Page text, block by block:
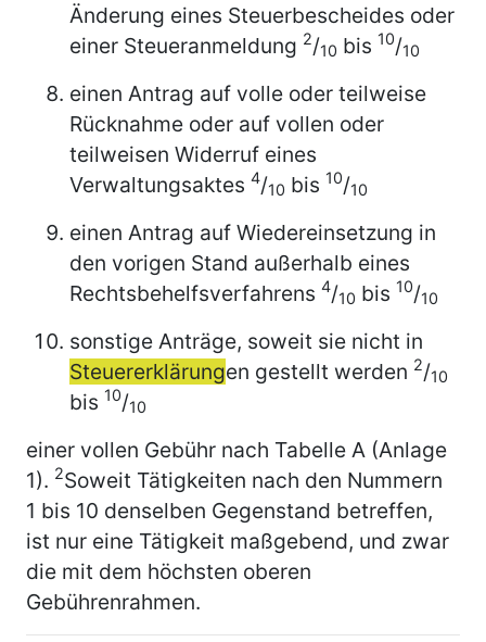
Änderung eines Steuerbescheides oder
einer Steueranmeldung 2/10 bis 10/10
einen Antrag auf volle oder teilweise
Rücknahme oder auf vollen oder
teilweisen Widerruf eines
Verwaltungsaktes 4/10 bis 10/10
einen Antrag auf Wiedereinsetzung in
den vorigen Stand außerhalb eines
Rechtsbehelfsverfahrens 4/10 bis 10/10
sonstige Anträge, soweit sie nicht in
Steuererklärungen gestellt werden 2/10
bis 10/10
einer vollen Gebühr nach Tabelle A (Anlage
1). 2Soweit Tätigkeiten nach den Nummern
1 bis 10 denselben Gegenstand betreffen,
ist nur eine Tätigkeit maßgebend, und zwar
die mit dem höchsten oberen
Gebührenrahmen.